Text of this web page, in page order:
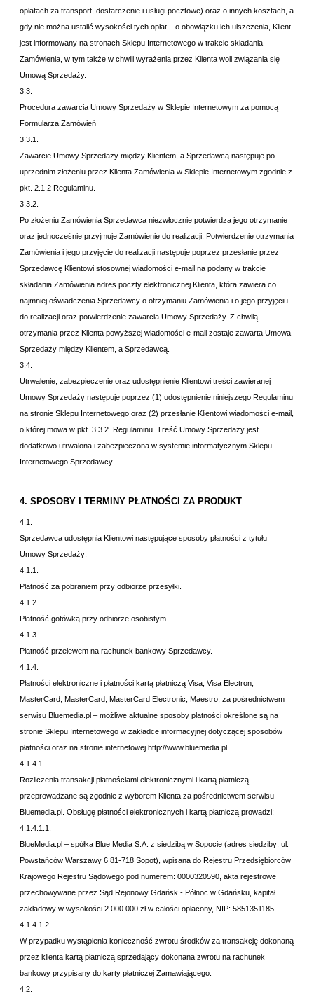
opłatach za transport, dostarczenie i usługi pocztowe) oraz o innych kosztach, a
gdy nie można ustalić wysokości tych opłat – o obowiązku ich uiszczenia, Klient
jest informowany na stronach Sklepu Internetowego w trakcie składania
Zamówienia, w tym także w chwili wyrażenia przez Klienta woli związania się
Umową Sprzedaży.
3.3.
Procedura zawarcia Umowy Sprzedaży w Sklepie Internetowym za pomocą
Formularza Zamówień
3.3.1.
Zawarcie Umowy Sprzedaży między Klientem, a Sprzedawcą następuje po
uprzednim złożeniu przez Klienta Zamówienia w Sklepie Internetowym zgodnie z
pkt. 2.1.2 Regulaminu.
3.3.2.
Po złożeniu Zamówienia Sprzedawca niezwłocznie potwierdza jego otrzymanie
oraz jednocześnie przyjmuje Zamówienie do realizacji. Potwierdzenie otrzymania
Zamówienia i jego przyjęcie do realizacji następuje poprzez przesłanie przez
Sprzedawcę Klientowi stosownej wiadomości e-mail na podany w trakcie
składania Zamówienia adres poczty elektronicznej Klienta, która zawiera co
najmniej oświadczenia Sprzedawcy o otrzymaniu Zamówienia i o jego przyjęciu
do realizacji oraz potwierdzenie zawarcia Umowy Sprzedaży. Z chwilą
otrzymania przez Klienta powyższej wiadomości e-mail zostaje zawarta Umowa
Sprzedaży między Klientem, a Sprzedawcą.
3.4.
Utrwalenie, zabezpieczenie oraz udostępnienie Klientowi treści zawieranej
Umowy Sprzedaży następuje poprzez (1) udostępnienie niniejszego Regulaminu
na stronie Sklepu Internetowego oraz (2) przesłanie Klientowi wiadomości e-mail,
o której mowa w pkt. 3.3.2. Regulaminu. Treść Umowy Sprzedaży jest
dodatkowo utrwalona i zabezpieczona w systemie informatycznym Sklepu
Internetowego Sprzedawcy.
4. SPOSOBY I TERMINY PŁATNOŚCI ZA PRODUKT
4.1.
Sprzedawca udostępnia Klientowi następujące sposoby płatności z tytułu
Umowy Sprzedaży:
4.1.1.
Płatność za pobraniem przy odbiorze przesyłki.
4.1.2.
Płatność gotówką przy odbiorze osobistym.
4.1.3.
Płatność przelewem na rachunek bankowy Sprzedawcy.
4.1.4.
Płatności elektroniczne i płatności kartą płatniczą Visa, Visa Electron,
MasterCard, MasterCard, MasterCard Electronic, Maestro, za pośrednictwem
serwisu Bluemedia.pl – możliwe aktualne sposoby płatności określone są na
stronie Sklepu Internetowego w zakładce informacyjnej dotyczącej sposobów
płatności oraz na stronie internetowej http://www.bluemedia.pl
4.1.4.1.
Rozliczenia transakcji płatnościami elektronicznymi i kartą płatniczą
przeprowadzane są zgodnie z wyborem Klienta za pośrednictwem serwisu
Bluemedia.pl. Obsługę płatności elektronicznych i kartą płatniczą prowadzi:
4.1.4.1.1.
BlueMedia.pl – spółka Blue Media S.A. z siedzibą w Sopocie (adres siedziby: ul.
Powstańców Warszawy 6 81-718 Sopot), wpisana do Rejestru Przedsiębiorców
Krajowego Rejestru Sądowego pod numerem: 0000320590, akta rejestrowe
przechowywane przez Sąd Rejonowy Gdańsk - Północ w Gdańsku, kapitał
zakładowy w wysokości 2.000.000 zł w całości opłacony, NIP: 5851351185.
4.1.4.1.2.
W przypadku wystąpienia konieczność zwrotu środków za transakcję dokonaną
przez klienta kartą płatniczą sprzedający dokonana zwrotu na rachunek
bankowy przypisany do karty płatniczej Zamawiającego.
4.2.